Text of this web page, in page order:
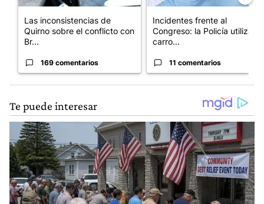
Las inconsistencias de
Quirno sobre el conflicto con
Br...
169 comentarios
Incidentes frente al
Congreso: la Policía utiliza
carro...
11 comentarios